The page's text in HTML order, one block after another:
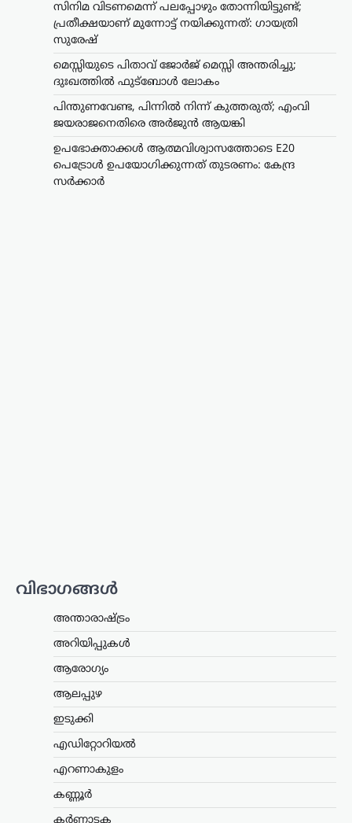
സിനിമ വിടണമെന്ന് പലപ്പോഴും തോന്നിയിട്ടുണ്ട്;
പ്രതീക്ഷയാണ് മുന്നോട്ട് നയിക്കുന്നത്: ഗായത്രി
സുരേഷ്
മെസ്സിയുടെ പിതാവ് ജോർജ് മെസ്സി അന്തരിച്ചു;
ദുഃഖത്തിൽ ഫുട്ബോൾ ലോകം
പിന്തുണവേണ്ട, പിന്നില്‍ നിന്ന് കുത്തരുത്; എംവി
ജയരാജനെതിരെ അര്‍ജുന്‍ ആയങ്കി
ഉപഭോക്താക്കൾ ആത്മവിശ്വാസത്തോടെ E20
പെട്രോൾ ഉപയോഗിക്കുന്നത് തുടരണം: കേന്ദ്ര
സർക്കാർ
വിഭാഗങ്ങൾ
അന്താരാഷ്ട്രം
അറിയിപ്പുകൾ
ആരോഗ്യം
ആലപ്പുഴ
ഇടുക്കി
എഡിറ്റോറിയൽ
എറണാകുളം
കണ്ണൂർ
ആത്മവിശ്വാസത്തോടെ ഇന്ധനം
ഉപയോഗിക്കാമെന്ന് കേന്ദ്ര പെട്രോളിയം,
പ്രകൃതി വാതക മന്ത്രാലയം വ്യക്തമാക്കി.
പൊതുമേഖല ഓയിൽ മാർക്കറ്റിങ്
കമ്പനികൾ (ഒഎംസികൾ) വിതരണം…
‘കേരളത്തിൽ ബിജെപി
അല്ല, പക്ഷേ
ബിജെപിക്കായി
ഭരിക്കുന്നത് യുഡിഎഫ്’;
സതീശനെതിരെ എം.വി.